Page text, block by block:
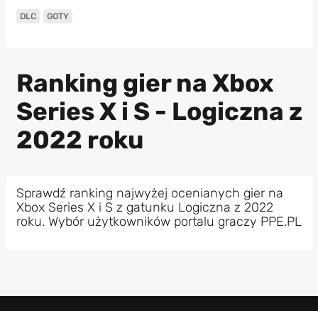
DLC GOTY
Ranking gier na Xbox
Series X i S - Logiczna z
2022 roku
Sprawdź ranking najwyżej ocenianych gier na
Xbox Series X i S z gatunku Logiczna z 2022
roku. Wybór użytkowników portalu graczy PPE.PL